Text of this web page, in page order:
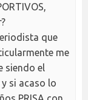
que
me
siendo el
si acaso lo